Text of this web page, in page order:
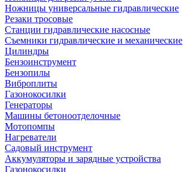
Ножницы универсальные гидравлические
Резаки тросовые
Станции гидравлические насосные
Съемники гидравлические и механические
Цилиндры
Бензоинструмент
Бензопилы
Виброплиты
Газонокосилки
Генераторы
Машины бетоноотделочные
Мотопомпы
Нагреватели
Садовый инструмент
Аккумуляторы и зарядные устройства
Газонокосилки